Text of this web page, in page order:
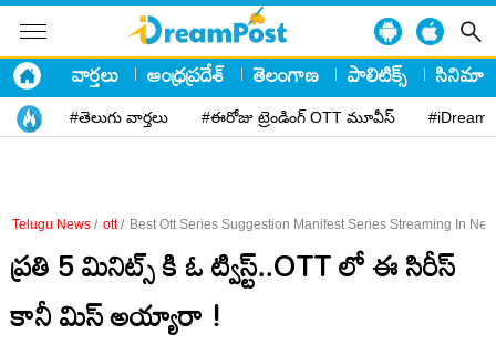
వార్తలు ఆంధ్రప్రదేశ్ తెలంగాణ పాలిటిక్స్ సినిమా
#తెలుగు వార్తలు #ఈరోజు ట్రెండింగ్ OTT మూవీస్
Telugu News / ott/ Best Ott Series Suggestion Manifest Series Streaming In
ప్రతి 5 మినిట్స్ కి ఓ ట్విస్ట్..OTT లో ఈ సిరీస్
కానీ మిస్ అయ్యారా !